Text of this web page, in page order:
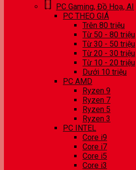
PC Gaming, Đồ Hoạ, AI
PC THEO GIÁ
Trên 80 triệu
Từ 50 - 80 triệu
Từ 30 - 50 triệu
Từ 20 - 30 triệu
Từ 10 - 20 triệu
Dưới 10 triệu
PC AMD
Ryzen 9
Ryzen 7
Ryzen 5
Ryzen 3
PC INTEL
Core i9
Core i7
Core i5
Core i3